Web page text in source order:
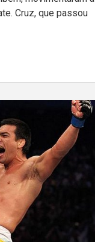
Cruz, que passou